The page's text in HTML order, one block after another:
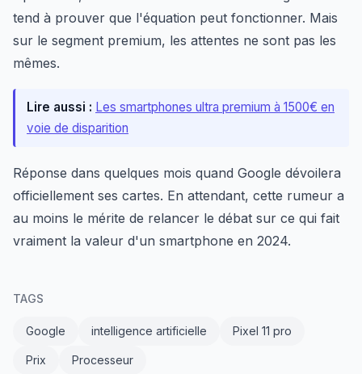
tend à prouver que l'équation peut fonctionner. Mais
sur le segment premium, les attentes ne sont pas les
mêmes.
Lire aussi : Les smartphones ultra premium à 1500€ en
voie de disparition
Réponse dans quelques mois quand Google dévoilera
officiellement ses cartes. En attendant, cette rumeur a
au moins le mérite de relancer le débat sur ce qui fait
vraiment la valeur d'un smartphone en 2024.
TAGS
Google intelligence artificielle Pixel 11 pro
Prix Processeur